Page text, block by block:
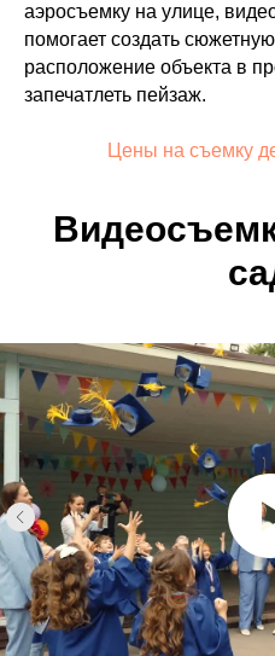
аэросъемку на улице,
помогает создать
расположение объекта в
запечатлеть пейзаж.
Цены на съемку